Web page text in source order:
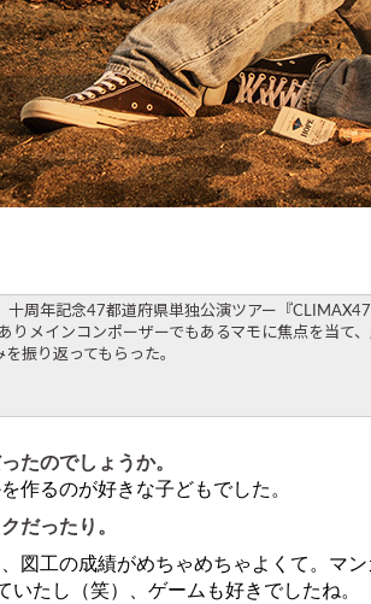
周年記念47都道府県単独公演ツアー『
りメインコンポーザーでもあるマモに焦点を当て
振り返ってもらった。
たのでしょうか。
るのが好きな子どもでした。
だったり。
図工の成績がめちゃめちゃよくて。マン
いたし（笑）、ゲームも好きでしたね。